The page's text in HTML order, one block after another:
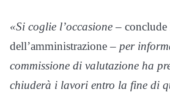
«Si coglie l’occasione– conclude
dell’amministrazione – per
commissione di valutazione ha
chiuderà i lavori entro la fine di